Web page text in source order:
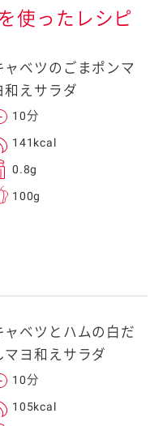
使ったレシピ
ャベツのごまポンマ
和えサラダ
10分
141kcal
0.8g
100g
ャベツとハムの白だ
マヨ和えサラダ
10分
105kcal